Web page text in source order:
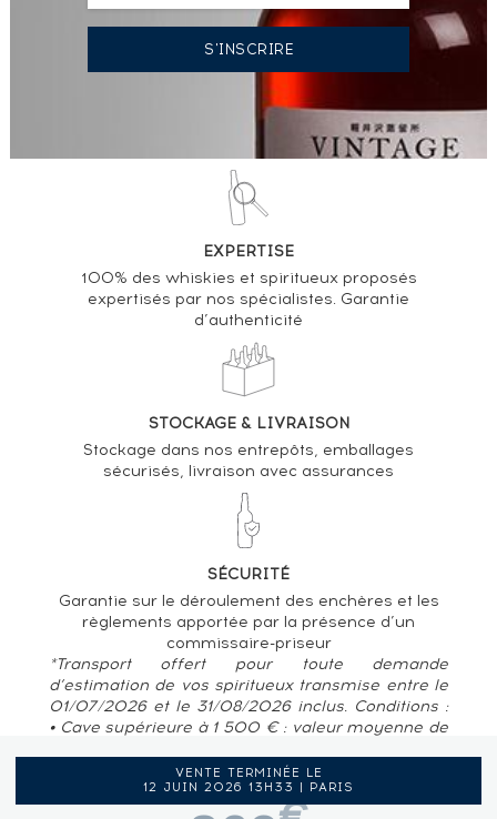
VENTE TERMINÉE LE
12 JUIN 2026 13H33 | PARIS
EXPERTISE
100% des whiskies et spiritueux proposés
expertisés par nos spécialistes. Garantie
d’authenticité
STOCKAGE & LIVRAISON
Stockage dans nos entrepôts, emballages
sécurisés, livraison avec assurances
SÉCURITÉ
Garantie sur le déroulement des enchères et les
règlements apportée par la présence d’un
commissaire-priseur
*Transport offert pour toute demande
d’estimation de vos spiritueux transmise entre le
01/07/2026 et le 31/08/2026 inclus. Conditions :
• Cave supérieure à 1 500 € : valeur moyenne de
France métropolitaine, Belgique, Luxembourg